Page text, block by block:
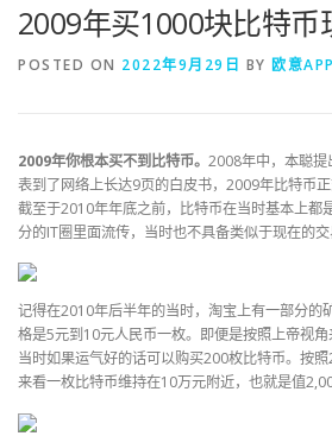
2009年买1000块比特币
POSTED ON 2022年9月29日 BY 欧意APP
2009年你根本买不到比特币。 2008年中，本聪
表到了网络上长达9页的白皮书，2009年比特币正
截至于2010年年底之前，比特币在当时基本上都
分的IT圈里面流传，当时也不具备类似于现在的交
记得在2010年后半年的当时，淘宝上有一部分的
格是5元到10元人民币一枚。即便是按照上帝视
当时如果运气好的话可以购买200枚比特币。按
来看一枚比特币维持在10万元附近，也就是值